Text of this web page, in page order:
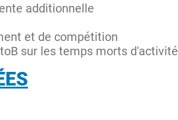
additionnelle
et de compétition
sur les temps morts d'activité